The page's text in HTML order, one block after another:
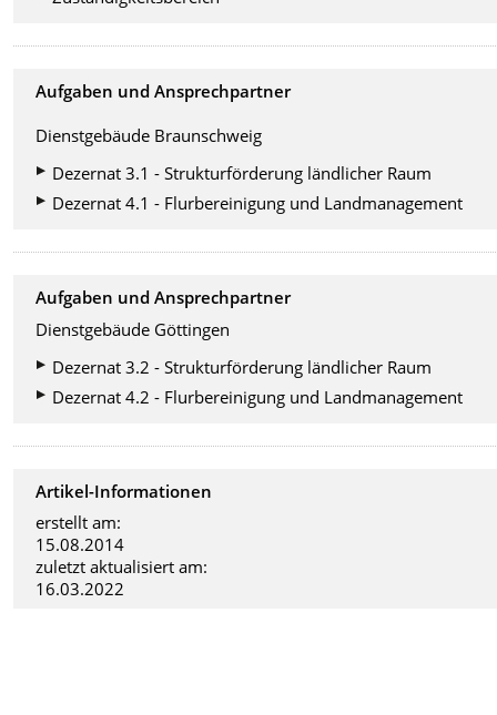
Aufgaben und Ansprechpartner
Dienstgebäude Braunschweig
Dezernat 3.1 - Strukturförderung ländlicher Raum
Dezernat 4.1 - Flurbereinigung und Landmanagement
Aufgaben und Ansprechpartner
Dienstgebäude Göttingen
Dezernat 3.2 - Strukturförderung ländlicher Raum
Dezernat 4.2 - Flurbereinigung und Landmanagement
Artikel-Informationen
erstellt am:
15.08.2014
zuletzt aktualisiert am:
16.03.2022